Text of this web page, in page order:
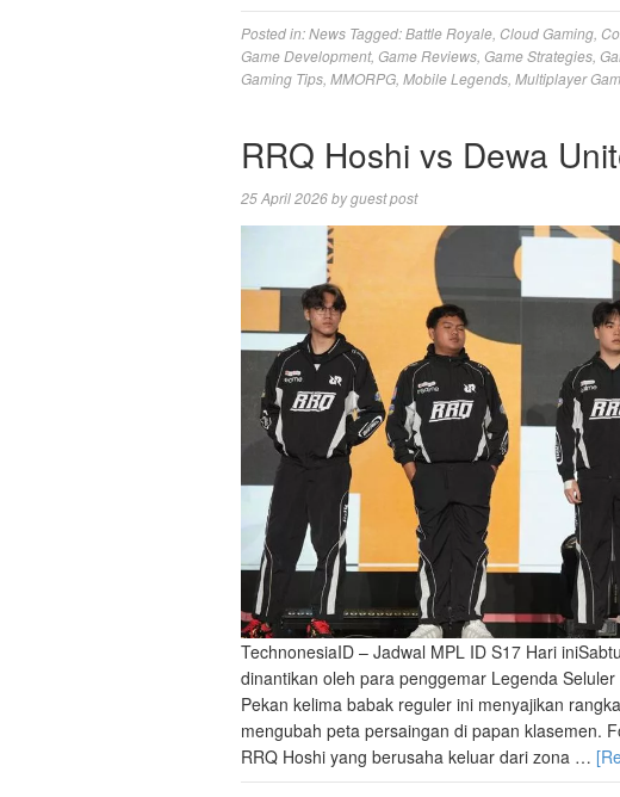
Posted in:News Tagged:Battle Royale Cloud Gaming
Game Development, Game Reviews Game Strategies
Gaming Tips MMORPG Mobile Legends Multiplayer
RRQ Hoshi vs Dewa
25 April 2026byguest post
TechnonesiaID – Jadwal MPL ID S17 Hari
dinantikan oleh para penggemar Legenda
Pekan kelima babak reguler ini menyajikan
mengubah peta persaingan di papan klasemen.
RRQ Hoshi yang berusaha keluar dari zona …